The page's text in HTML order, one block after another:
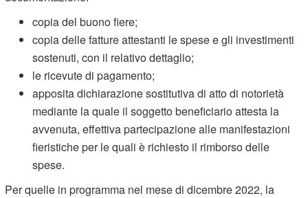
copia del buono fiere;
copia delle fatture attestanti le spese e gli investimenti
sostenuti, con il relativo dettaglio;
le ricevute di pagamento;
apposita dichiarazione sostitutiva di atto di notorietà
mediante la quale il soggetto beneficiario attesta la
avvenuta, effettiva partecipazione alle manifestazioni
fieristiche per le quali è richiesto il rimborso delle
spese.
Per quelle in programma nel mese di dicembre 2022, la